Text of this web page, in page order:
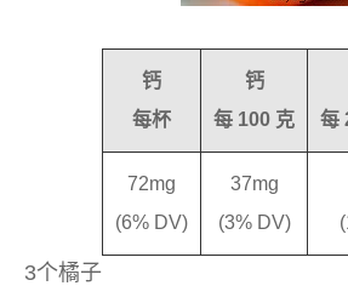
3个橘子
钙
每杯
钙
每 100 克
每
72mg
(6% DV)
37mg
(3% DV)